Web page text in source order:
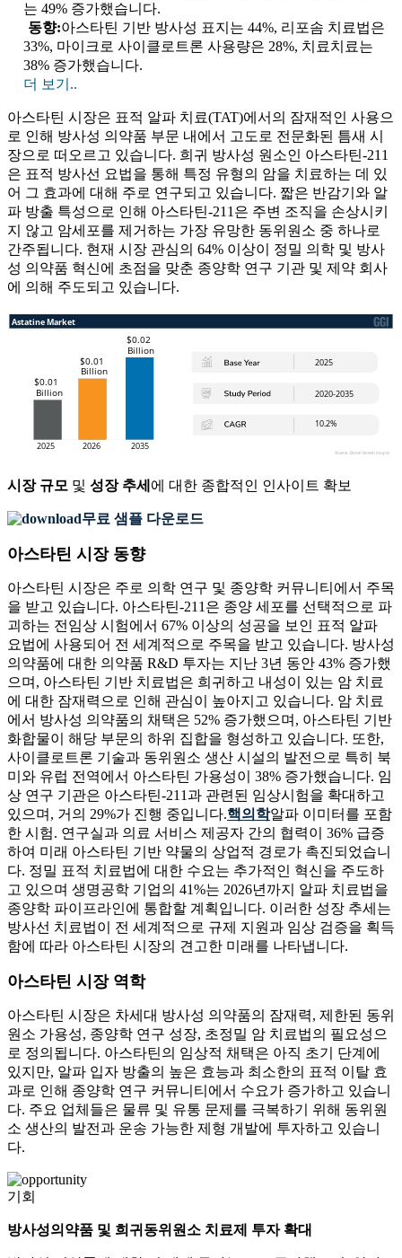
는 49% 증가했습니다.
동향:아스타틴 기반 방사성 표지는 44%, 리포솜 치료법은
33%, 마이크로 사이클로트론 사용량은 28%, 치료치료는
38% 증가했습니다.
더 보기..
아스타틴 시장은 표적 알파 치료(TAT)에서의 잠재적인 사용으
로 인해 방사성 의약품 부문 내에서 고도로 전문화된 틈새 시
장으로 떠오르고 있습니다. 희귀 방사성 원소인 아스타틴-211
은 표적 방사선 요법을 통해 특정 유형의 암을 치료하는 데 있
어 그 효과에 대해 주로 연구되고 있습니다. 짧은 반감기와 알
파 방출 특성으로 인해 아스타틴-211은 주변 조직을 손상시키
지 않고 암세포를 제거하는 가장 유망한 동위원소 중 하나로
간주됩니다. 현재 시장 관심의 64% 이상이 정밀 의학 및 방사
성 의약품 혁신에 초점을 맞춘 종양학 연구 기관 및 제약 회사
에 의해 주도되고 있습니다.
시장 규모 및 성장 추세 에 대한 종합적인 인사이트 확보
무료 샘플 다운로드
아스타틴 시장 동향
아스타틴 시장은 주로 의학 연구 및 종양학 커뮤니티에서 주목
을 받고 있습니다. 아스타틴-211은 종양 세포를 선택적으로 파
괴하는 전임상 시험에서 67% 이상의 성공을 보인 표적 알파
요법에 사용되어 전 세계적으로 주목을 받고 있습니다. 방사성
의약품에 대한 의약품 R&D 투자는 지난 3년 동안 43% 증가했
으며, 아스타틴 기반 치료법은 희귀하고 내성이 있는 암 치료
에 대한 잠재력으로 인해 관심이 높아지고 있습니다. 암 치료
에서 방사성 의약품의 채택은 52% 증가했으며, 아스타틴 기반
화합물이 해당 부문의 하위 집합을 형성하고 있습니다. 또한,
사이클로트론 기술과 동위원소 생산 시설의 발전으로 특히 북
미와 유럽 전역에서 아스타틴 가용성이 38% 증가했습니다. 임
상 연구 기관은 아스타틴-211과 관련된 임상시험을 확대하고
있으며, 거의 29%가 진행 중입니다.핵의학알파 이미터를 포함
한 시험. 연구실과 의료 서비스 제공자 간의 협력이 36% 급증
하여 미래 아스타틴 기반 약물의 상업적 경로가 촉진되었습니
다. 정밀 표적 치료법에 대한 수요는 추가적인 혁신을 주도하
고 있으며 생명공학 기업의 41%는 2026년까지 알파 치료법을
종양학 파이프라인에 통합할 계획입니다. 이러한 성장 추세는
방사선 치료법이 전 세계적으로 규제 지원과 임상 검증을 획득
함에 따라 아스타틴 시장의 견고한 미래를 나타냅니다.
아스타틴 시장 역학
아스타틴 시장은 차세대 방사성 의약품의 잠재력, 제한된 동위
원소 가용성, 종양학 연구 성장, 초정밀 암 치료법의 필요성으
로 정의됩니다. 아스타틴의 임상적 채택은 아직 초기 단계에
있지만, 알파 입자 방출의 높은 효능과 최소한의 표적 이탈 효
과로 인해 종양학 연구 커뮤니티에서 수요가 증가하고 있습니
다. 주요 업체들은 물류 및 유통 문제를 극복하기 위해 동위원
소 생산의 발전과 운송 가능한 제형 개발에 투자하고 있습니
다.
기회
방사성의약품 및 희귀동위원소 치료제 투자 확대